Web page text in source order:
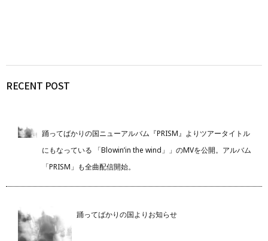
RECENT POST
踊ってばかりの国ニューアルバム『PRISM』よりツアータイトル
にもなっている 「Blowin’in the wind」」のMVを公開。アルバム
「PRISM」も全曲配信開始。
踊ってばかりの国よりお知らせ